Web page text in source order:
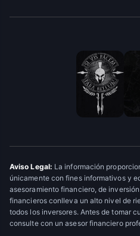
Aviso Legal: La información
únicamente con fines informativos y
asesoramiento financiero, de
financieros conlleva un alto nivel de
todos los inversores. Antes de tomar
consulte con un asesor financiero